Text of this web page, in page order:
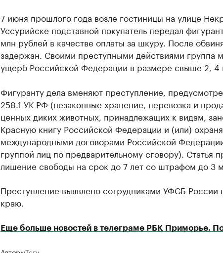
7 июня прошлого года возле гостиницы на улице
Уссурийске подставной покупатель передал
млн рублей в качестве оплаты за шкуру. После
задержан. Своими преступными действиями группа
ущерб Российской Федерации в размере свыше 2, 4
Фигуранту дела вменяют преступление,
258.1 УК РФ (незаконные хранение, перевозка и
ценных диких животных, принадлежащих к видам,
Красную книгу Российской Федерации и (или)
международными договорами Российской
группой лиц по предварительному сговору). Статья
лишение свободы на срок до 7 лет со штрафом до 3
Преступление выявлено сотрудниками УФСБ
краю.
Еще больше новостей в телеграме РБК Приморье.